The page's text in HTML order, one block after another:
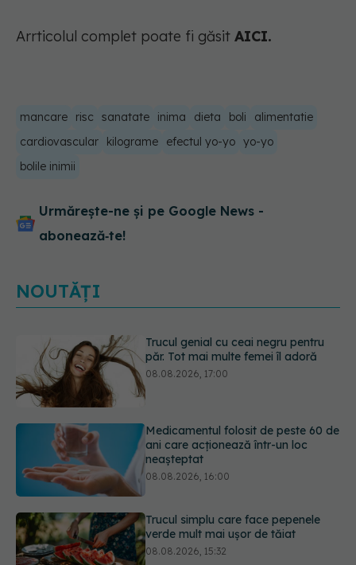
Arrticolul complet poate fi găsit AICI.
mancare risc sanatate inima dieta boli
alimentatie
cardiovascular
kilograme efectul yo-yo yo-yo
bolile inimii
Urmărește-ne și pe Google News -
abonează‑te!
NOUTĂȚI
Medicamentul folosit de peste 60 de
ani care acționează într-un loc
neașteptat
Trucul simplu care face pepenele
verde mult mai ușor de tăiat
08.08.2026, 15:32
Diagnosticele de autism la fete au
crescut după pandemia de COVID-
19